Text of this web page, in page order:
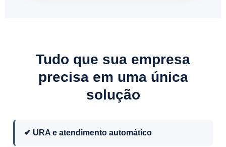
Tudo que sua empresa
precisa em uma única
solução
✔ URA e atendimento automático